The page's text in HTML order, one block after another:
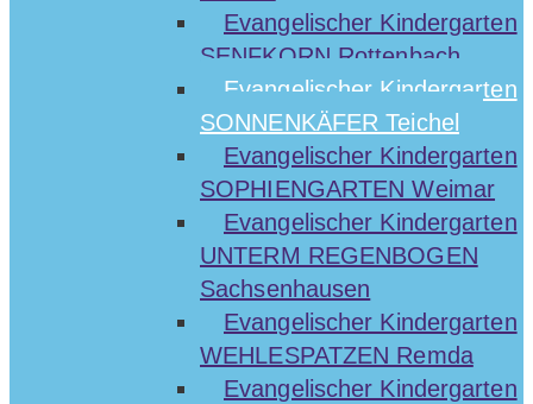
Evangelischer Kindergarten
SENFKORN Rottenbach
Evangelischer Kindergarten
SONNENKÄFER Teichel
Evangelischer Kindergarten
SOPHIENGARTEN Weimar
Evangelischer Kindergarten
UNTERM REGENBOGEN
Sachsenhausen
Evangelischer Kindergarten
WEHLESPATZEN Remda
Evangelischer Kindergarten